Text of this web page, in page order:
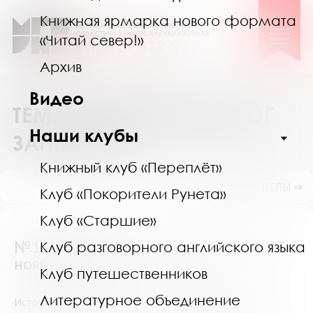
Книжная ярмарка нового формата
«Читай север!»
Архив
Видео
Наши клубы
Книжный клуб «Переплёт»
Клуб «Покорители Рунета»
Клуб «Старшие»
Клуб разговорного английского языка
Клуб путешественников
Литературное объединение
ТЕМАТИЧЕСКИЙ КАТАЛОГ
ЗАПРОСОВ
№13939 (Мурманская область) от 13
ноября 2022
Источники за последние 5 лет по теме: контроль
ПОКАЗАТЬ ПОДРАЗДЕЛЫ ⇒